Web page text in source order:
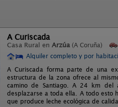
A Curiscada
Casa Rural en Arzúa (A Coruña)
Alquiler completo y por
A Curiscada forma parte de una
estructura de la zona ofrece al
camino de Santiago. A 24 km del
desplazarse a toda ella. A todo esto
que produce leche ecológica de